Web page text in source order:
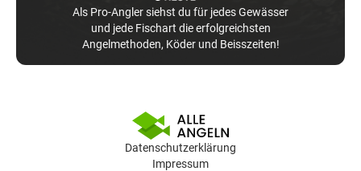
Als Pro-Angler siehst du für jedes Gewässer
und jede Fischart die erfolgreichsten
Angelmethoden, Köder und Beisszeiten!
Datenschutzerklärung
Impressum